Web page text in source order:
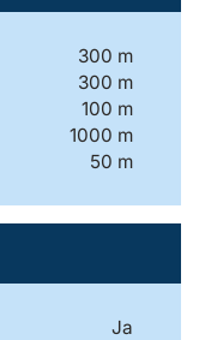
300 m
300 m
100 m
1000 m
50 m
Ja